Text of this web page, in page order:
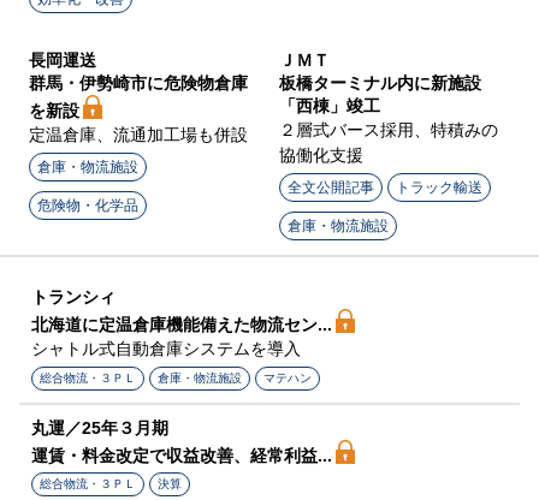
長岡運送
群馬・伊勢崎市に危険物倉庫
を新設
定温倉庫、流通加工場も併設
倉庫・物流施設
危険物・化学品
ＪＭＴ
板橋ターミナル内に新施設
「西棟」竣工
２層式バース採用、特積みの
協働化支援
全文公開記事 トラック輸送
倉庫・物流施設
トランシィ
北海道に定温倉庫機能備えた物流セン...
シャトル式自動倉庫システムを導入
総合物流・３ＰＬ 倉庫・物流施設 マテハン
丸運／25年３月期
運賃・料金改定で収益改善、経常利益...
総合物流・３ＰＬ 決算